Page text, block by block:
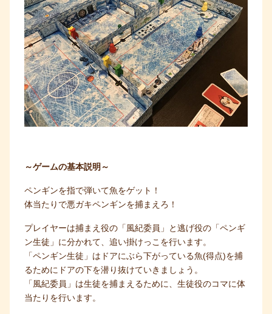
～ゲームの基本説明～
ペンギンを指で弾いて魚をゲット！
体当たりで悪ガキペンギンを捕まえろ！
プレイヤーは捕まえ役の「風紀委員」と逃げ役の「ペンギ
ン生徒」に分かれて、追い掛けっこを行います。
「ペンギン生徒」はドアにぶら下がっている魚(得点)を捕
るためにドアの下を潜り抜けていきましょう。
「風紀委員」は生徒を捕まえるために、生徒役のコマに体
当たりを行います。